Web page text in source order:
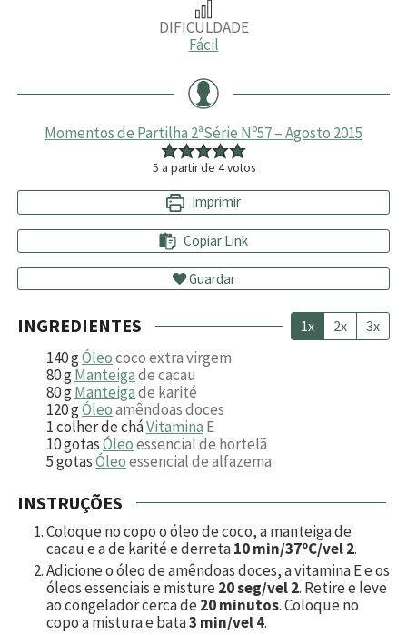
DIFICULDADE
Fácil
Momentos de Partilha 2ªSérie Nº57 – Agosto 2015
5 a partir de 4votos
Imprimir
Copiar Link
Guardar
INGREDIENTES 1x 2x 3x
140gÓleococo extra virgem
80gManteigade cacau
80gManteigade karité
120gÓleoamêndoas doces
1colher de cháVitamina E
10gotasÓleoessencial de hortelã
5gotasÓleoessencial de alfazema
INSTRUÇÕES
Coloque no copo o óleo de coco, a manteiga de
cacau e a de karité e derreta10 min/37ºC/vel 2.
Adicione o óleo de amêndoas doces, a vitamina E e os
óleos essenciais e misture20 seg/vel 2. Retire e leve
ao congelador cerca de20 minutos. Coloque no
copo a mistura e bata3 min/vel 4.